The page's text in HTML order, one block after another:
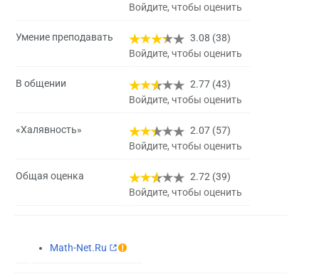
Войдите, чтобы оценить
Умение преподавать
3.08 (38)
Войдите, чтобы оценить
В общении
2.77 (43)
Войдите, чтобы оценить
«Халявность»
2.07 (57)
Войдите, чтобы оценить
Общая оценка
2.72 (39)
Войдите, чтобы оценить
Math-Net.Ru